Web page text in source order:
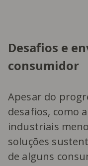
Desafios e
consumidor
Apesar do
desafios, como
industriais
soluções
de alguns